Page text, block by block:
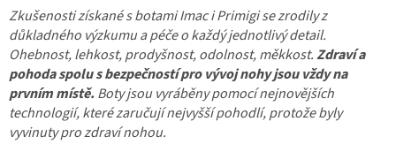
k
y
v
ý
p
i
s
Zkušenosti získané s botami Imac i Primigi se zrodily z
důkladného výzkumu a péče o každý jednotlivý detail.
Ohebnost, lehkost, prodyšnost, odolnost, měkkost.Zdraví a
pohoda spolu s bezpečností pro vývoj nohyjsou vždy na
prvním místě.Boty jsou vyráběny pomocí nejnovějších
technologií, které zaručují nejvyšší pohodlí, protože byly
vyvinuty pro zdraví nohou.